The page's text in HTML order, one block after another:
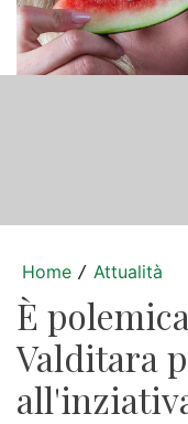
Home / Attualità
È
Valditara